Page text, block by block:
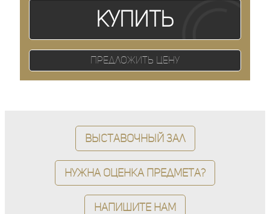
Купить
Предложить цену
Выставочный зал
Нужна оценка предмета?
Напишите нам